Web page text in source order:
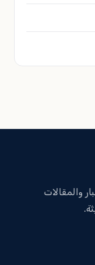
والمقالات